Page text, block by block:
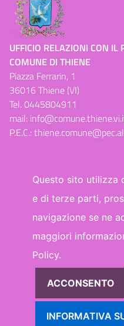
UFFICIO RELAZIONI CON IL
COMUNE DI THIENE
Piazza Ferrarin, 1
36016 Thiene (VI)
Tel.0445804911
mail:
P.E.C.:
Dichiarazione di accessibilità
WhatsApp Facebook
Questo sito utilizza
e di terze parti,
navigazione se ne
maggiori
Policy.
ACCONSENTO
INFORMATIVA